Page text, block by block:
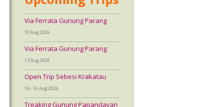
Via Ferrata Gunung Parang
10 Aug 2026
Via Ferrata Gunung Parang
13 Aug 2026
Open Trip Sebesi Krakatau
14 - 16 Aug 2026
Treaking Gunung Papandayan